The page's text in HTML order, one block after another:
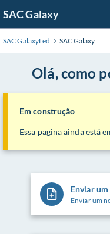
para
o
SAC Galaxy
SAC GalaxyLed SAC Galaxy
Olá, como
Em construção
Essa pagina ainda está
Enviar
Enviar um